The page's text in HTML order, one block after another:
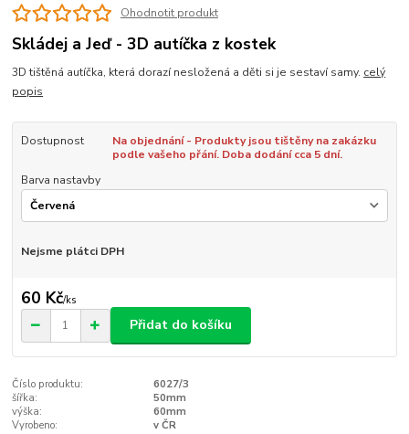
Ohodnotit produkt
Skládej a Jeď - 3D autíčka z kostek
3D tištěná autíčka, která dorazí nesložená a děti si je sestaví samy. celý
popis
Dostupnost
Na objednání - Produkty jsou tištěny na zakázku
podle vašeho přání. Doba dodání cca 5 dní.
Barva nastavby
Nejsme plátci DPH
60 Kč/ks
Přidat do košíku
Číslo produktu:
6027/3
šířka:
50mm
výška:
60mm
Vyrobeno:
v ČR